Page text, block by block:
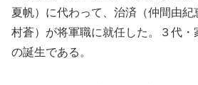
夏帆）に代わって、治済（仲間由紀
村蒼）が将軍職に就任した。３代
の誕生である。